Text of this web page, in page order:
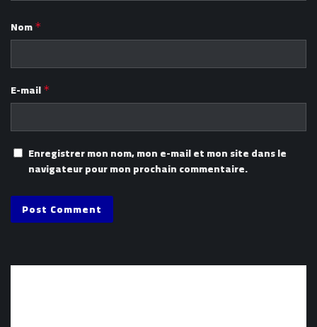
Nom *
E-mail *
Enregistrer mon nom, mon e-mail et mon site dans le
navigateur pour mon prochain commentaire.